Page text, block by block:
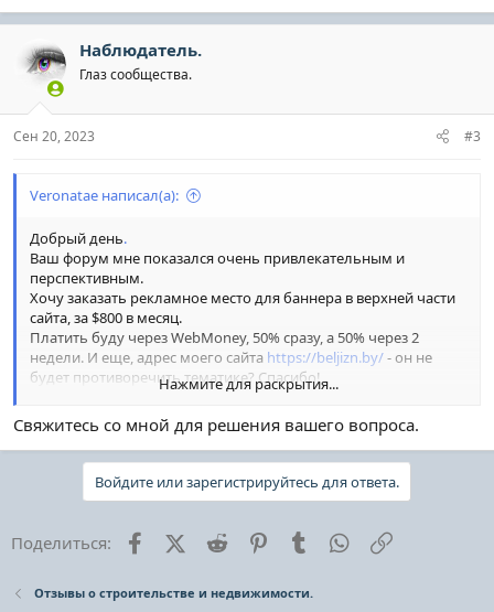
Наблюдатель.
Глаз сообщества.
Сен 20, 2023 #3
Veronatae написал(а):
Добрый день.
Ваш форум мне показался очень привлекательным и
перспективным.
Хочу заказать рекламное место для баннера в верхней части
сайта, за $800 в месяц.
Платить буду через WebMoney, 50% сразу, а 50% через 2
недели. И еще, адрес моего сайта https://beljizn.by/- он не
будет противоречить тематике? Спасибо!
Прошу написать о Вашем решении мне в ПМ или на почту
veronaskutenkoallstar5@gmail.com
Нажмите для раскрытия...
Свяжитесь со мной для решения вашего вопроса.
Войдите или зарегистрируйтесь для ответа.
Поделиться: FacebookX (Twitter)
Reddit PinterestTumblr WhatsApp
Отзывы о строительстве и недвижимости.